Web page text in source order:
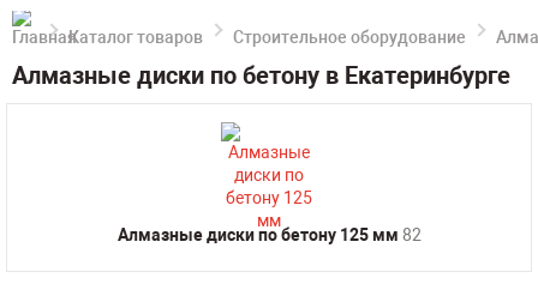
Каталог товаров Строительное оборудование
Алмазные диски по бетону в Екатеринбурге
Алмазные диски по бетону 125 мм 82